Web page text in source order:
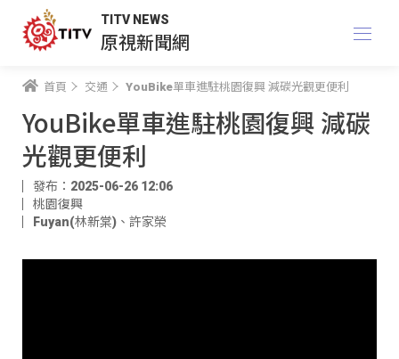
TITV NEWS
原視新聞網
首頁 交通 YouBike單車進駐桃園復興 減碳光觀更便利
YouBike單車進駐桃園復興 減碳
光觀更便利
發布：2025-06-26 12:06
桃園復興
Fuyan(林新棠) 、 許家榮